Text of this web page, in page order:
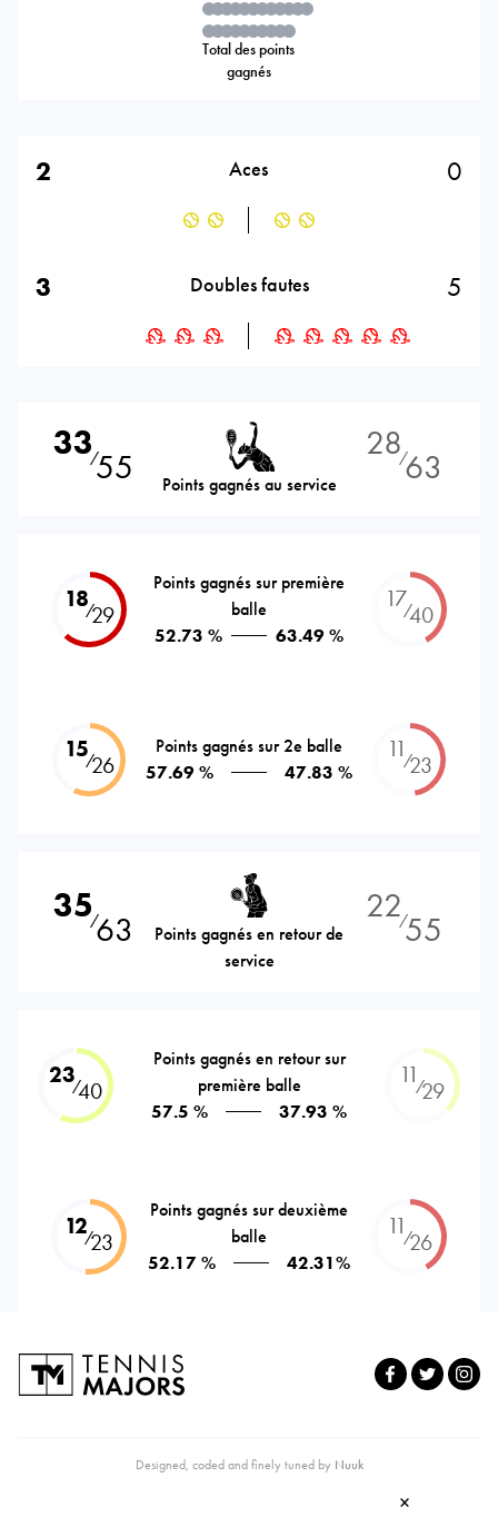
Total des points
gagnés
2 Aces 0
3 Doubles fautes 5
33⁄55 Points gagnés au service
28⁄63
18⁄29
Points gagnés sur première
balle
52.73 %
63.49 %
17⁄40
15⁄26
Points gagnés sur 2e balle
57.69 %
47.83 %
11⁄23
35⁄63
Points gagnés en retour de
service
22⁄55
23⁄40
Points gagnés en retour sur
première balle
57.5 %
37.93 %
11 ⁄29
12⁄23
Points gagnés sur deuxième
balle
52.17 %
42.31%
11⁄26
Designed, coded and finely tuned by Nuuk
×